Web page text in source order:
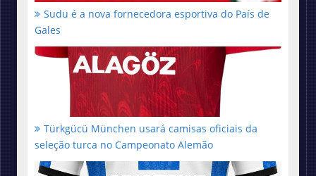
Sudu é a nova fornecedora esportiva do País de
Gales
Türkgücü München usará camisas oficiais da
seleção turca no Campeonato Alemão